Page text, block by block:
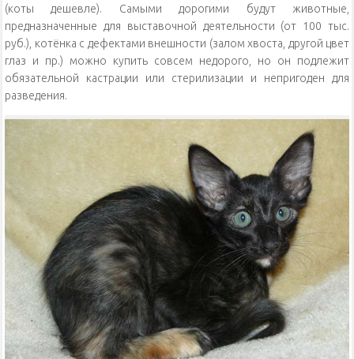
(коты дешевле). Самыми дорогими будут животные,
предназначенные для выставочной деятельности (от 100 тыс.
руб.), котёнка с дефектами внешности (залом хвоста, другой цвет
глаз и пр.) можно купить совсем недорого, но он подлежит
обязательной кастрации или стерилизации и непригоден для
разведения.